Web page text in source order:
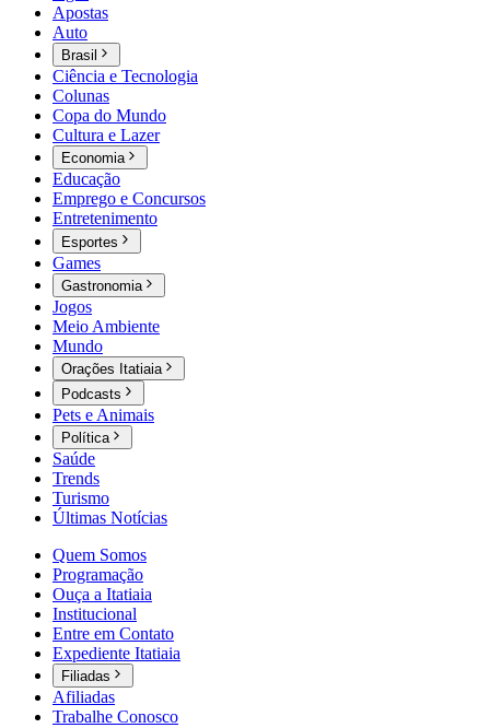
Apostas
Auto
Brasil
Ciência e Tecnologia
Colunas
Copa do Mundo
Cultura e Lazer
Economia
Educação
Emprego e Concursos
Entretenimento
Esportes
Games
Gastronomia
Jogos
Meio Ambiente
Mundo
Orações Itatiaia
Podcasts
Pets e Animais
Política
Saúde
Trends
Turismo
Últimas Notícias
Quem Somos
Programação
Ouça a Itatiaia
Institucional
Entre em Contato
Expediente Itatiaia
Filiadas
Afiliadas
Trabalhe Conosco